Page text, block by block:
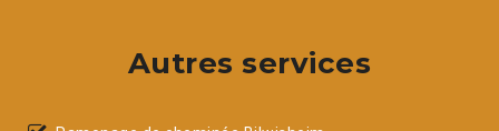
Autres services